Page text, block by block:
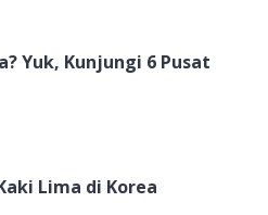
Yuk, Kunjungi 6 Pusat
Lima di Korea